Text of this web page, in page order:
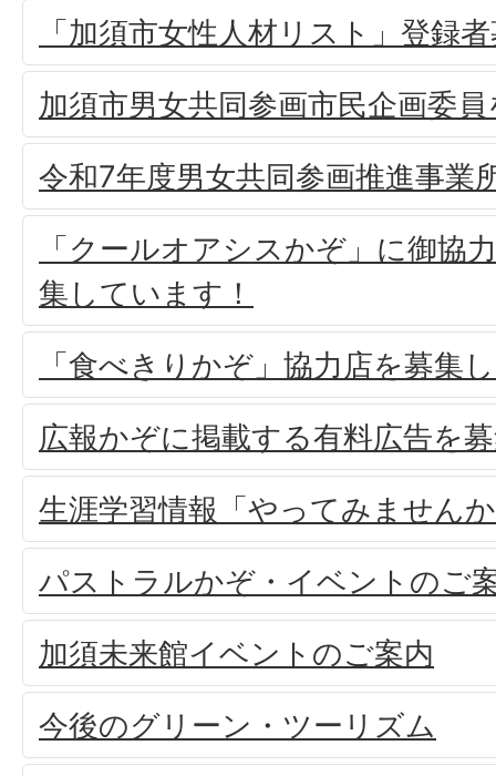
「加須市女性人材リスト」登録
加須市男女共同参画市民企画委
令和7年度男女共同参画推進事業
「クールオアシスかぞ」に御協
集しています！
「食べきりかぞ」協力店を募集
広報かぞに掲載する有料広告を
生涯学習情報「やってみません
パストラルかぞ・イベントのご
加須未来館イベントのご案内
今後のグリーン・ツーリズム